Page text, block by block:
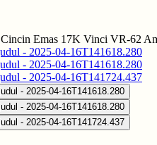
Cincin Emas 17K Vinci VR-62